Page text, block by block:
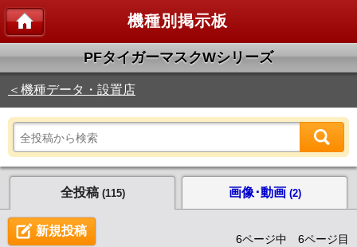
機種別掲示板
PFタイガーマスクWシリーズ
＜機種データ・設置店
全投稿 (115) 画像･動画 (2)
新規投稿
6ページ中 6ページ目